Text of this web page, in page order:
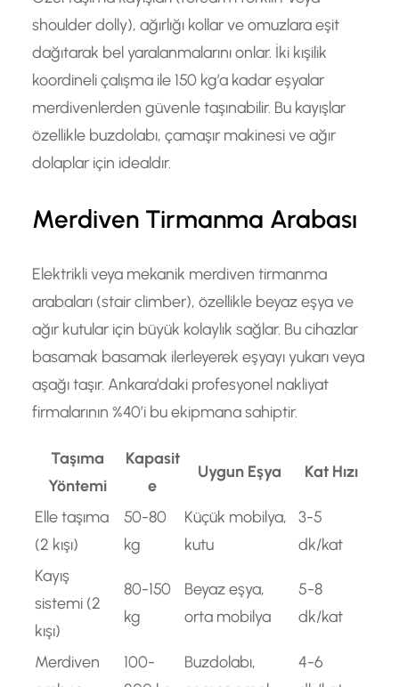
shoulder dolly), ağırlığı kollar ve omuzlara eşit
dağıtarak bel yaralanmalarını onlar. İki kışilik
koordineli çalışma ile 150 kg’a kadar eşyalar
merdivenlerden güvenle taşınabilir. Bu kayışlar
özellikle buzdolabı, çamaşır makinesi ve ağır
dolaplar için idealdır.
Merdiven Tirmanma Arabası
Elektrikli veya mekanik merdiven tirmanma
arabaları (stair climber), özellikle beyaz eşya ve
ağır kutular için büyük kolaylık sağlar. Bu cihazlar
basamak basamak ilerleyerek eşyayı yukarı veya
aşağı taşır. Ankara’daki profesyonel nakliyat
firmalarının %40’i bu ekipmana sahiptir.
Taşıma
Yöntemi
Kapasit
e
Uygun Eşya Kat Hızı
Elle taşıma
(2 kışı)
50-80
kg
Küçük mobilya,
kutu
3-5
dk/kat
Kayış
sistemi (2
kışı)
80-150
kg
Beyaz eşya,
orta mobilya
5-8
dk/kat
Merdiven
100-
Buzdolabı,
4-6